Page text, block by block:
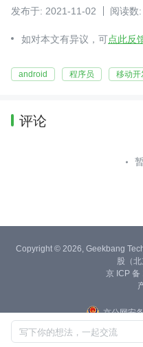
发布于: 2021-11-02 阅读数
如对本文有异议，可点此反
android 程序员 移动开
评论
写下你的想法，一起交流
Copyright © 2026, Geekbang
股（
京 ICP 备
京公网安